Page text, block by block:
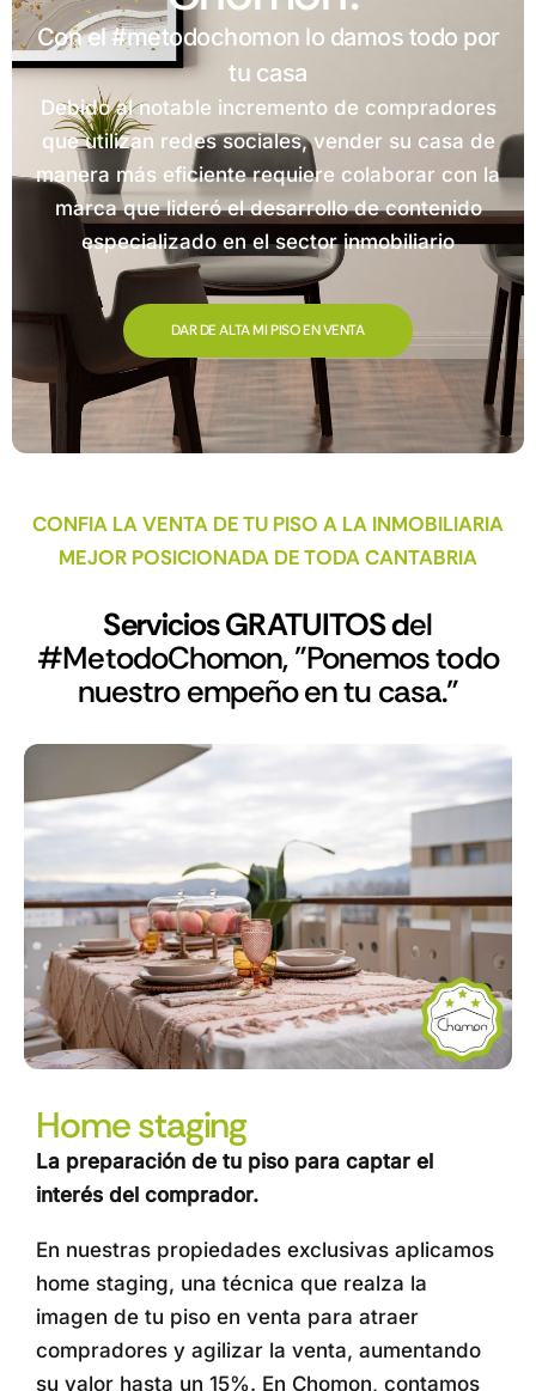
Con el #metodochomon lo damos todo por
tu casa
Debido al notable incremento de compradores
que utilizan redes sociales, vender su casa de
manera más eficiente requiere colaborar con la
marca que lideró el desarrollo de contenido
especializado en el sector inmobiliario
DAR DE ALTA MI PISO EN VENTA
CONFIA LA VENTA DE TU PISO A LA INMOBILIARIA
MEJOR POSICIONADA DE TODA CANTABRIA
Servicios GRATUITOS del
#MetodoChomon, "Ponemos todo
nuestro empeño en tu casa."
Home staging
La preparación de tu piso para captar el
interés del comprador.
En nuestras propiedades exclusivas aplicamos
home staging, una técnica que realza la
imagen de tu piso en venta para atraer
compradores y agilizar la venta, aumentando
su valor hasta un 15%. En Chomon, contamos